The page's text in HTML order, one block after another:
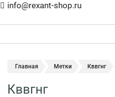
info@rexant-shop.ru
Главная Метки Кввгнг
Кввгнг